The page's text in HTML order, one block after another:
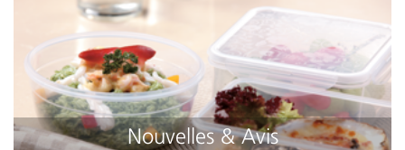
Nouvelles & Avis